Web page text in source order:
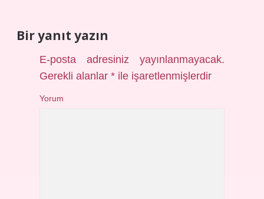
Bir yanıt yazın
E-posta adresiniz yayınlanmayacak.
Gerekli alanlar* ile işaretlenmişlerdir
Yorum